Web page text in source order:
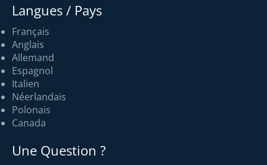
Langues / Pays
Français
Anglais
Allemand
Espagnol
Italien
Néerlandais
Polonais
Canada
Une Question ?